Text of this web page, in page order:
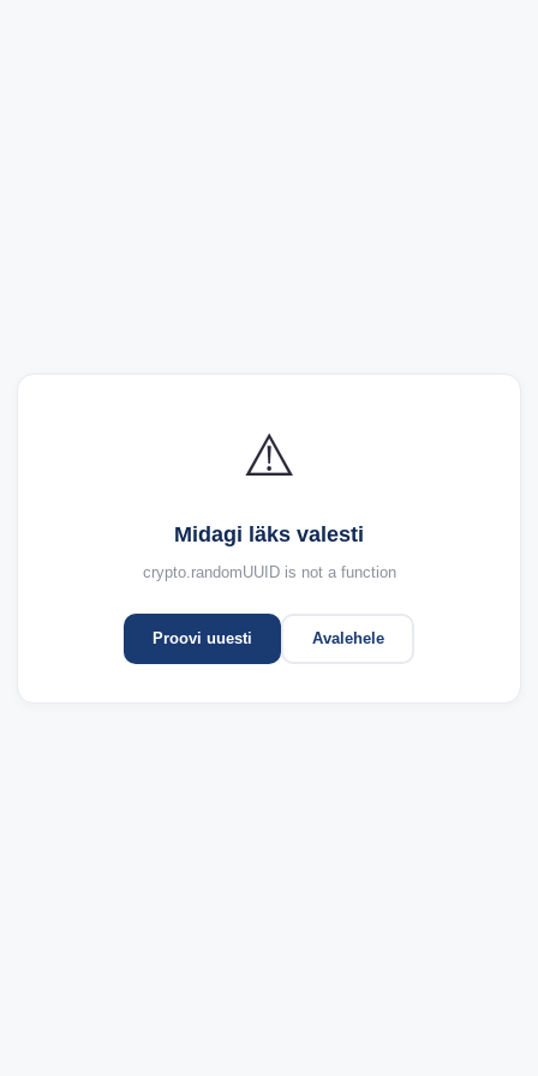
⚠️
Midagi läks valesti
crypto.randomUUID is not a function
Proovi uuesti Avalehele